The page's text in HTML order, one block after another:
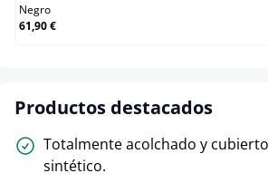
Negro
61,90 €
Productos destacados
Totalmente acolchado y
sintético.